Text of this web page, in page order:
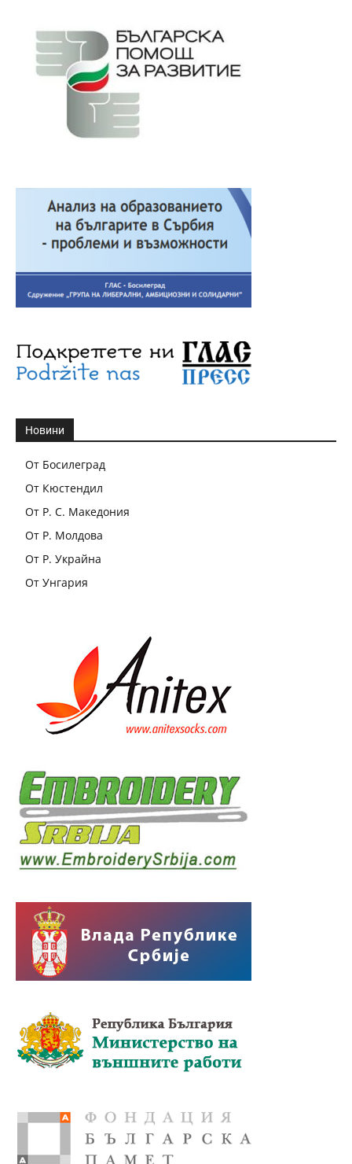
Новини
От Босилеград
От Кюстендил
От Р. С. Македония
От Р. Молдова
От Р. Украйна
От Унгария